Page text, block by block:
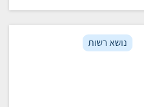
נושא רשות